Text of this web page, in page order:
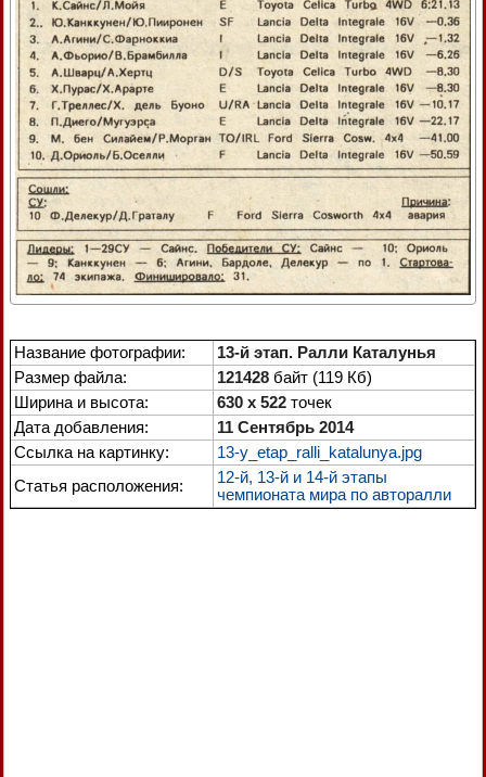
Название фотографии:
13-й этап. Ралли Каталунья
Размер файла:
121428 байт (119 Кб)
Ширина и высота:
630 x 522 точек
Дата добавления:
11 Сентябрь 2014
Ссылка на картинку:
13-y_etap_ralli_katalunya.jpg
Статья расположения:
12-й, 13-й и 14-й этапы
чемпионата мира по авторалли